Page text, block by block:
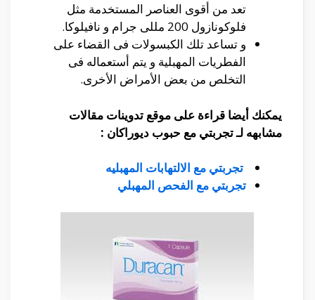
تعد من أقوى العناصر المستخدمة مثل
فلوكونازول 200 مللى جرام و نافيلوكا.
و تساعد تلك الكبسولات فى القضاء على
الفطريات المهبلية و يتم أستعماله فى
التخلص من بعض الأمراض الأخرى.
يمكنك أيضا قراءة على موقع تدوينات مقالات
مشابهه لـتجربتي مع حبوب ديوراكان :
تجربتي مع الالتهابات المهبليه
تجربتي مع الفحص المهبلي